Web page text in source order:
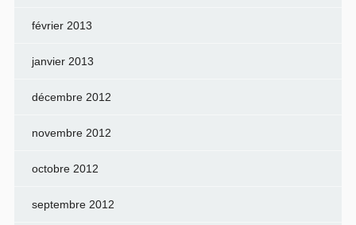
février 2013
janvier 2013
décembre 2012
novembre 2012
octobre 2012
septembre 2012